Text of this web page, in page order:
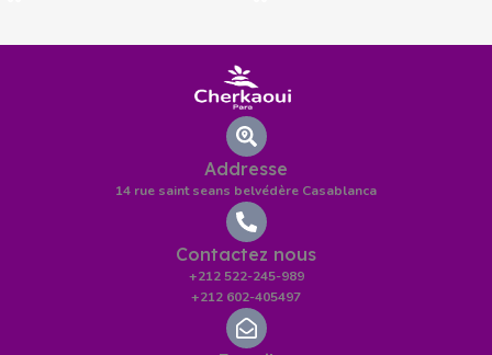
Addresse
14 rue saint seans belvédère Casablanca
Contactez nous
+212 522-245-989
+212 602-405497